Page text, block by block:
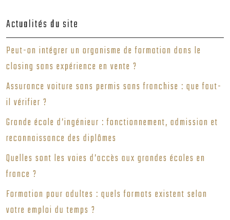
Actualités du site
Peut-on intégrer un organisme de formation dans le
closing sans expérience en vente ?
Assurance voiture sans permis sans franchise : que faut-
il vérifier ?
Grande école d’ingénieur : fonctionnement, admission et
reconnaissance des diplômes
Quelles sont les voies d’accès aux grandes écoles en
france ?
Formation pour adultes : quels formats existent selon
votre emploi du temps ?